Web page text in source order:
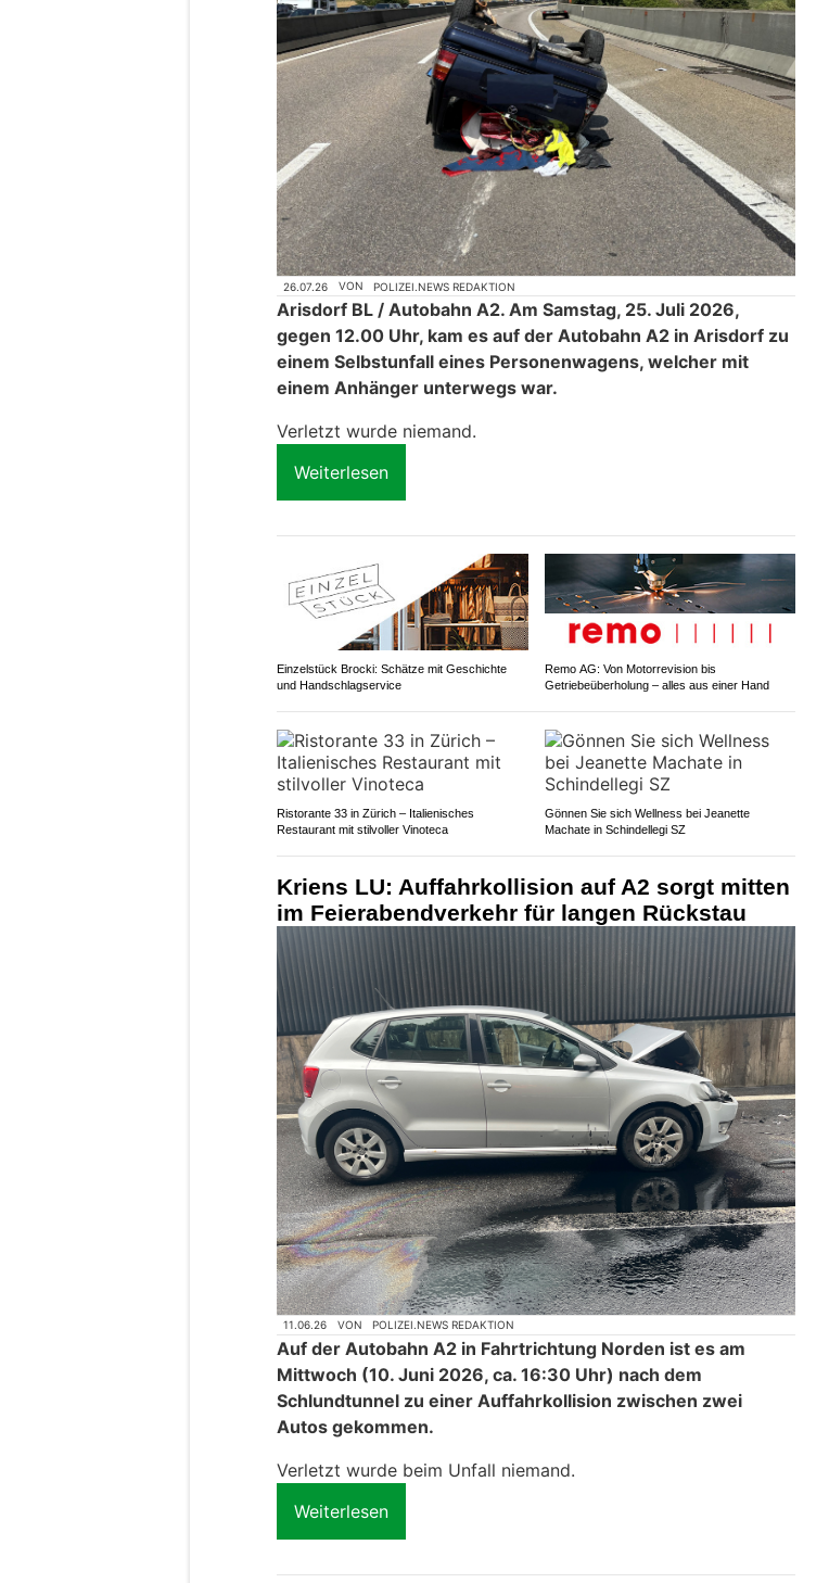
26.07.26 VON POLIZEI.NEWS REDAKTION
Arisdorf BL / Autobahn A2. Am Samstag, 25. Juli 2026,
gegen 12.00 Uhr, kam es auf der Autobahn A2 in Arisdorf zu
einem Selbstunfall eines Personenwagens, welcher mit
einem Anhänger unterwegs war.
Verletzt wurde niemand.
Weiterlesen
Einzelstück Brocki: Schätze mit Geschichte
und Handschlagservice
Remo AG: Von Motorrevision bis
Getriebeüberholung – alles aus einer Hand
Ristorante 33 in Zürich – Italienisches
Restaurant mit stilvoller Vinoteca
Gönnen Sie sich Wellness bei Jeanette
Machate in Schindellegi SZ
Kriens LU: Auffahrkollision auf A2 sorgt mitten
im Feierabendverkehr für langen Rückstau
11.06.26 VON POLIZEI.NEWS REDAKTION
Auf der Autobahn A2 in Fahrtrichtung Norden ist es am
Mittwoch (10. Juni 2026, ca. 16:30 Uhr) nach dem
Schlundtunnel zu einer Auffahrkollision zwischen zwei
Autos gekommen.
Verletzt wurde beim Unfall niemand.
Weiterlesen